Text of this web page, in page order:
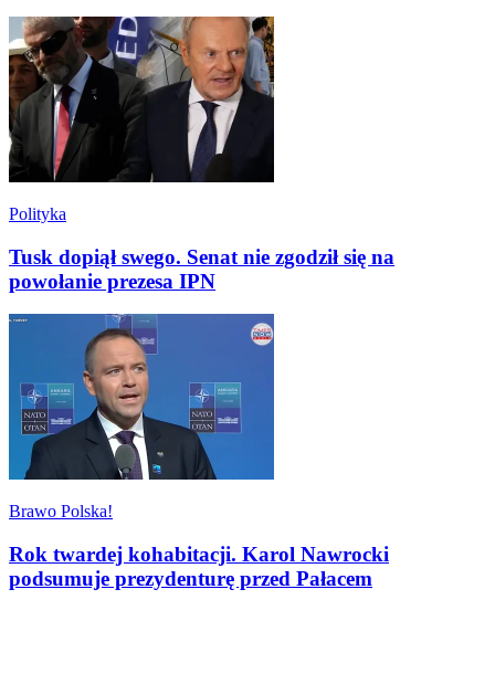
Polityka
Tusk dopiął swego. Senat nie zgodził się na
powołanie prezesa IPN
Brawo Polska!
Rok twardej kohabitacji. Karol Nawrocki
podsumuje prezydenturę przed Pałacem